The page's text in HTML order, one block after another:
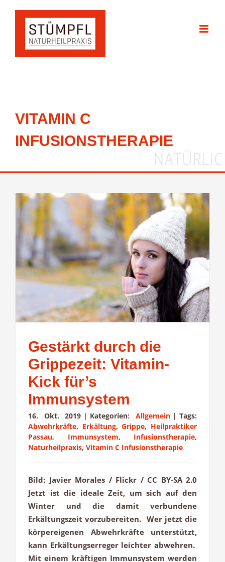
springen
VITAMIN C
INFUSIONSTHERAPIE
Gestärkt durch die
Grippezeit: Vitamin-
Kick für’s
Immunsystem
16. Okt. 2019 | Kategorien:Allgemein | Tags:
Abwehrkräfte, Erkältung,Grippe, Heilpraktiker
Passau, Immunsystem, Infusionstherapie,
Naturheilpraxis, Vitamin C Infusionstherapie
Bild: Javier Morales / Flickr / CC BY-SA 2.0
Jetzt ist die ideale Zeit, um sich auf den
Winter und die damit verbundene
Erkältungszeit vorzubereiten. Wer jetzt die
körpereigenen Abwehrkräfte unterstützt,
kann Erkältungserreger leichter abwehren.
Mit einem kräftigen Immunsystem werden